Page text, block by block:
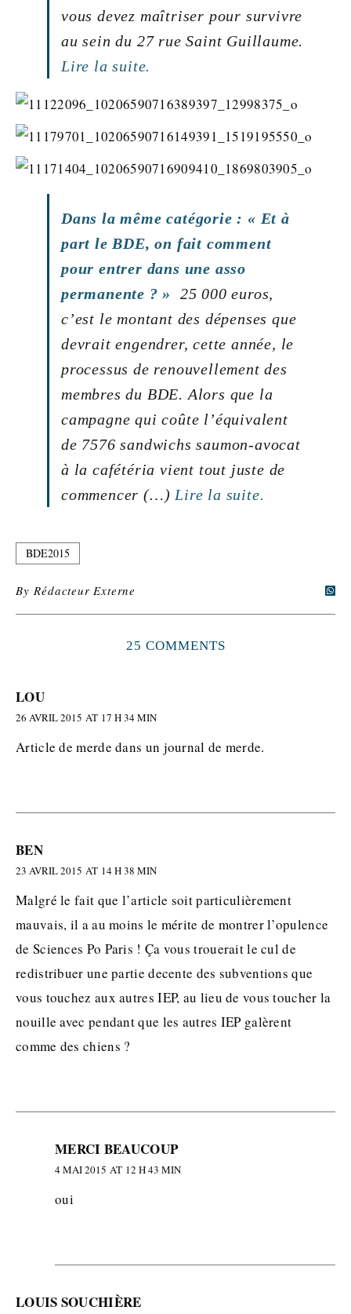
vous devez maîtriser pour survivre
au sein du 27 rue Saint Guillaume.
Lire la suite.
Dans la même catégorie : « Et à
part le BDE, on fait comment
pour entrer dans une asso
permanente ? »
25 000 euros,
c’est le montant des dépenses que
devrait engendrer, cette année, le
processus de renouvellement des
membres du BDE. Alors que la
campagne qui coûte l’équivalent
de 7576 sandwichs saumon-avocat
à la cafétéria vient tout juste de
commencer (…) Lire la suite.
BDE2015
By Rédacteur Externe
25 COMMENTS
LOU
26 AVRIL 2015 AT 17 H 34 MIN
Article de merde dans un journal de merde.
BEN
23 AVRIL 2015 AT 14 H 38 MIN
Malgré le fait que l’article soit particulièrement
mauvais, il a au moins le mérite de montrer l’opulence
de Sciences Po Paris ! Ça vous trouerait le cul de
redistribuer une partie decente des subventions que
vous touchez aux autres IEP, au lieu de vous toucher la
nouille avec pendant que les autres IEP galèrent
comme des chiens ?
MERCI BEAUCOUP
4 MAI 2015 AT 12 H 43 MIN
oui
LOUIS SOUCHIÈRE